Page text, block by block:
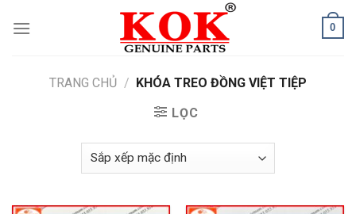
0
TRANG CHỦ / KHÓA TREO ĐỒNG VIỆT TIỆP
LỌC